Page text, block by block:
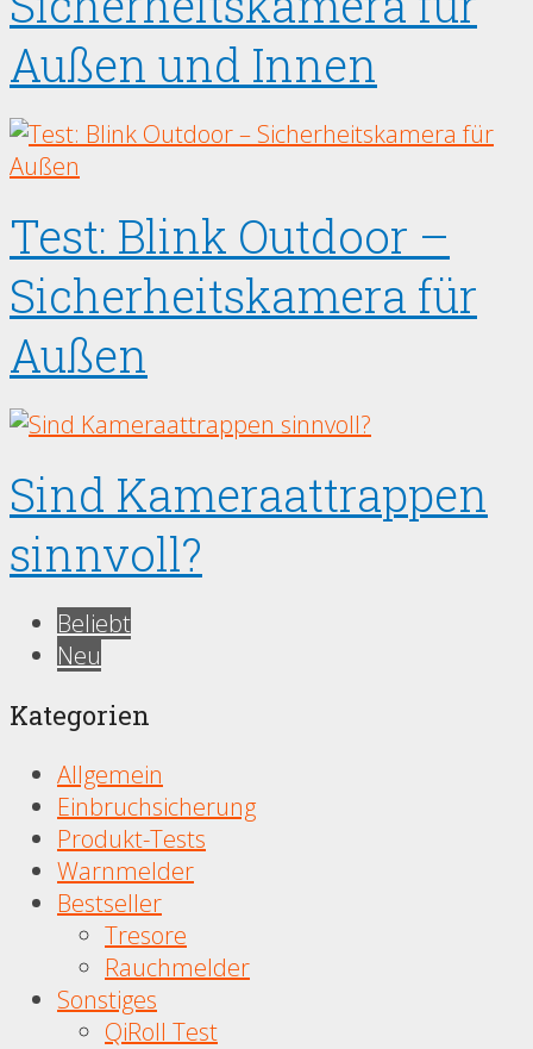
Außen und Innen
Test: Blink Outdoor –
Sicherheitskamera für
Außen
Sind Kameraattrappen
sinnvoll?
Beliebt
Neu
Kategorien
Allgemein
Einbruchsicherung
Produkt-Tests
Warnmelder
Bestseller
Tresore
Rauchmelder
Sonstiges
QiRoll Test